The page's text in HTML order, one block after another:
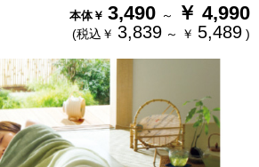
本体￥ 3,490 ～ ￥ 4,990
(税込￥ 3,839 ～ ￥ 5,489 )